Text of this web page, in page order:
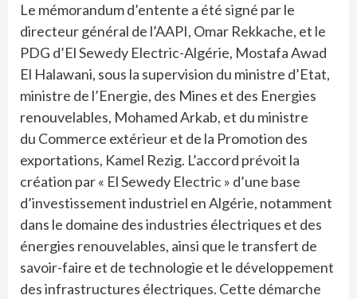
Le mémorandum d’entente a été signé par le
directeur général de l’AAPI, Omar Rekkache, et le
PDG d’El Sewedy Electric-Algérie, Mostafa Awad
El Halawani, sous la supervision du ministre d’Etat,
ministre de l’Energie, des Mines et des Energies
renouvelables, Mohamed Arkab, et du ministre
du Commerce extérieur et de la Promotion des
exportations, Kamel Rezig. L’accord prévoit la
création par « El Sewedy Electric » d’une base
d’investissement industriel en Algérie, notamment
dans le domaine des industries électriques et des
énergies renouvelables, ainsi que le transfert de
savoir-faire et de technologie et le développement
des infrastructures électriques. Cette démarche